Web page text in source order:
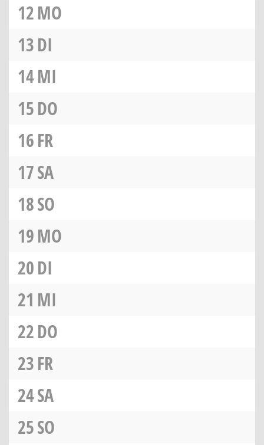
12MO
13DI
14MI
15DO
16FR
17SA
18SO
19MO
20DI
21 MI
22DO
23FR
24SA
25SO